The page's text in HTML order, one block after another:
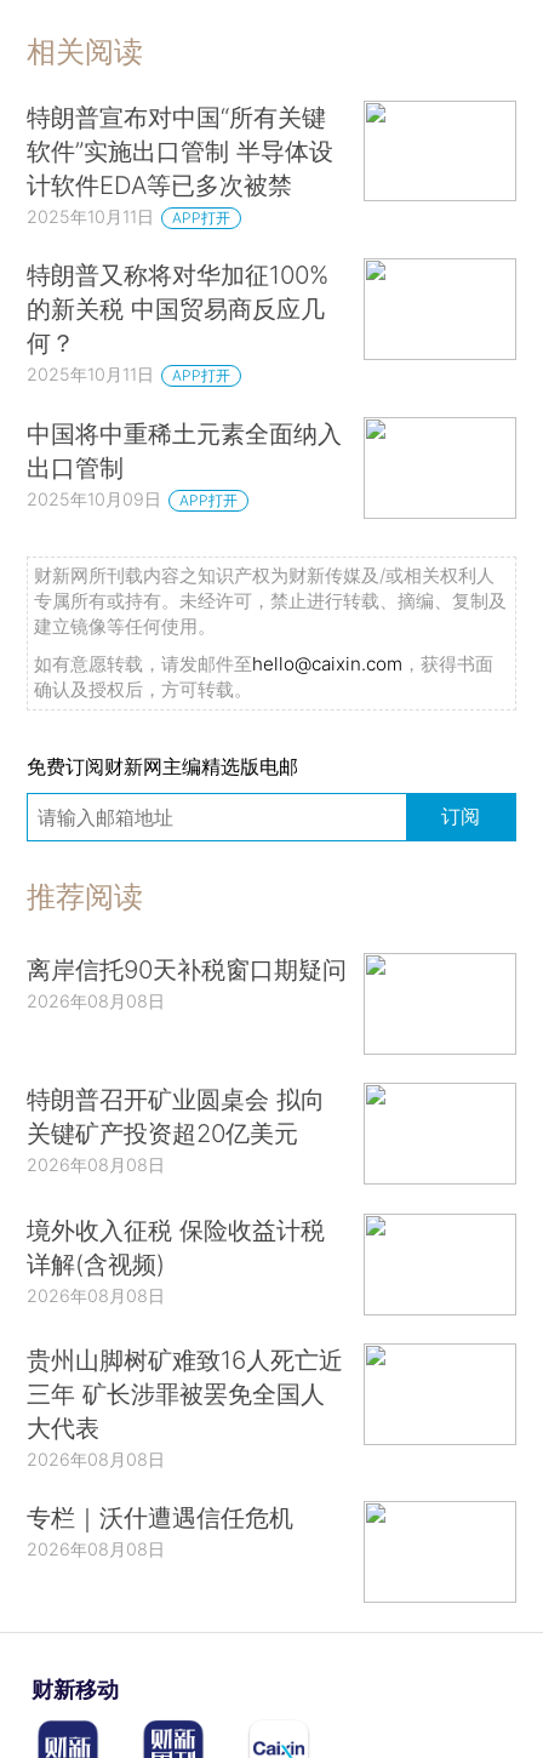
相关阅读
特朗普宣布对中国“所有关键
软件”实施出口管制 半导体设
计软件EDA等已多次被禁
2025年10月11日 APP打开
特朗普又称将对华加征100%
的新关税 中国贸易商反应几
何？
2025年10月11日 APP打开
中国将中重稀土元素全面纳入
出口管制
2025年10月09日 APP打开
财新网所刊载内容之知识产权为财新传媒及/或相关权利人
专属所有或持有。未经许可，禁止进行转载、摘编、复制及
建立镜像等任何使用。
如有意愿转载，请发邮件至hello@caixin.com ，获得书面
确认及授权后，方可转载。
免费订阅财新网主编精选版电邮
订阅
推荐阅读
离岸信托90天补税窗口期疑问
2026年08月08日
特朗普召开矿业圆桌会 拟向
关键矿产投资超20亿美元
2026年08月08日
境外收入征税 保险收益计税
详解(含视频)
2026年08月08日
贵州山脚树矿难致16人死亡近
三年 矿长涉罪被罢免全国人
大代表
2026年08月08日
专栏｜沃什遭遇信任危机
2026年08月08日
财新移动